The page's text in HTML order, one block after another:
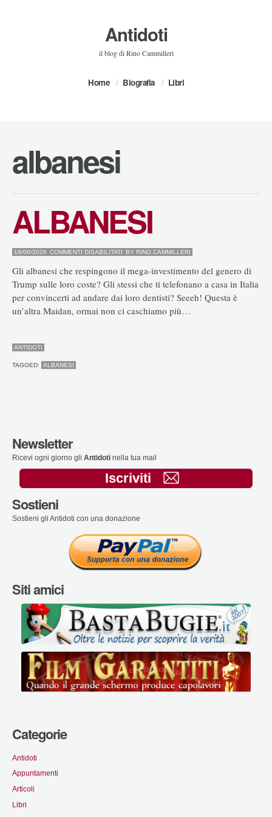
Antidoti
il blog di Rino Cammilleri
Home Biografia Libri
albanesi
ALBANESI
16/06/2026 COMMENTI DISABILITATI SU
BY RINO.CAMMILLERI
Gli albanesi che respingono il mega-investimento del genero di
Trump sulle loro coste? Gli stessi che ti telefonano a casa in Italia
per convincerti ad andare dai loro dentisti? Seeeh! Questa è
un’altra Maidan, ormai non ci caschiamo più…
ANTIDOTI
TAGGED: ALBANESI
Newsletter
Ricevi ogni giorno gli Antidoti nella tua mail
Iscriviti
Sostieni
Sostieni gli Antidoti con una donazione
Siti amici
Categorie
Antidoti
Appuntamenti
Articoli
Libri